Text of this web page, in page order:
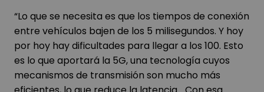
“Lo que se necesita es que los tiempos de conexión
entre vehículos bajen de los 5 milisegundos. Y hoy
por hoy hay dificultades para llegar a los 100. Esto
es lo que aportará la 5G, una tecnología cuyos
mecanismos de transmisión son mucho más